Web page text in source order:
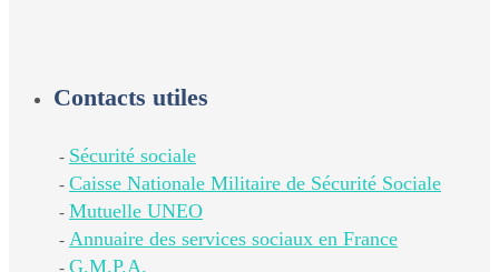
Contacts utiles
- Sécurité sociale
- Caisse Nationale Militaire de Sécurité Sociale
- Mutuelle UNEO
- Annuaire des services sociaux en France
- G.M.P.A.